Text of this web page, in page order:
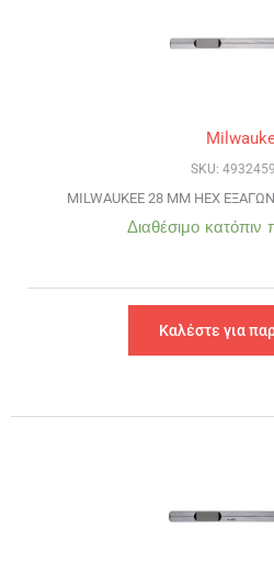
SKU:
MILWAUKEE 28 MM HEX
Διαθέσιμο κατόπιν
Καλέστε για